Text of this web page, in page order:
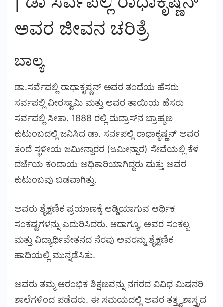
ಅವರ ಜೀವನ ಚರಿತ್ರೆ
ಬಾಲ್ಯ
ಡಾ.ಸರ್ವೆಪಲ್ಲಿ ರಾಧಾಕೃಷ್ಣನ್ ಅವರ ತಂದೆಯ ಹೆಸರು
ಸರ್ವಪಲ್ಲಿ ವೀರಸ್ವಾಮಿ ಮತ್ತು ಅವರ ತಾಯಿಯ ಹೆಸರು
ಸರ್ವಪಲ್ಲಿ ಸೀತಾ. 1888 ರಲ್ಲಿ ಮದ್ರಾಸ್‌ನ ಬ್ರಾಹ್ಮಣ
ಕುಟುಂಬದಲ್ಲಿ ಜನಿಸಿದ ಡಾ. ಸರ್ವಪಲ್ಲಿ ರಾಧಾಕೃಷ್ಣನ್ ಅವರ
ತಂದೆ ಸ್ಥಳೀಯ ಜಮೀನ್ದಾರರ (ಜಮೀನ್ದಾರ) ಸೇವೆಯಲ್ಲಿ ಕೆಳ
ದರ್ಜೆಯ ಕಂದಾಯ ಅಧಿಕಾರಿಯಾಗಿದ್ದರು ಮತ್ತು ಅವರ
ಕುಟುಂಬವು ಬಡವಾಗಿತ್ತು.
ಅವರು ಶೈಕ್ಷಣಿಕ ಪ್ರಯಾಣಕ್ಕೆ ಅಡ್ಡಿಯಾಗುವ ಆರ್ಥಿಕ
ಸಂಕಷ್ಟಗಳನ್ನು ಎದುರಿಸಿದರು. ಆದಾಗ್ಯೂ, ಅವರ ಸಂಕಲ್ಪ
ಮತ್ತು ವಿದ್ಯಾರ್ಥಿವೇತನದ ನೆರವು ಅವರನ್ನು ಶೈಕ್ಷಣಿಕ
ಹಾದಿಯಲ್ಲಿ ಮುನ್ನಡೆಸಿತು.
ಅವರು ತಮ್ಮ ಆರಂಭಿಕ ಶಿಕ್ಷಣವನ್ನು ನಗರದ ವಿವಿಧ ಮಿಷನರಿ
ಶಾಲೆಗಳಿಂದ ಪಡೆದರು. ಈ ಸಮಯದಲ್ಲಿ ಅವರ ತತ್ತ್ವಶಾಸ್ತ್ರದ